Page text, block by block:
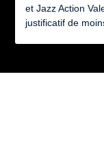
et Jazz Action
justificatif de